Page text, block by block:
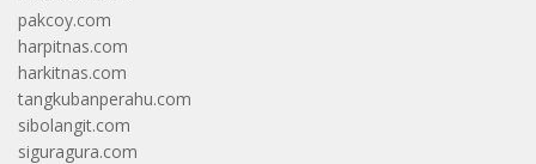
pakcoy.com
harpitnas.com
harkitnas.com
tangkubanperahu.com
sibolangit.com
siguragura.com